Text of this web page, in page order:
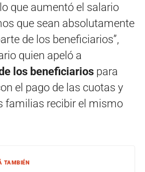
que aumentó el salario
que sean absolutamente
de los beneficiarios”,
quien apeló a
los beneficiarios para
el pago de las cuotas y
familias recibir el mismo
TAMBIÉN